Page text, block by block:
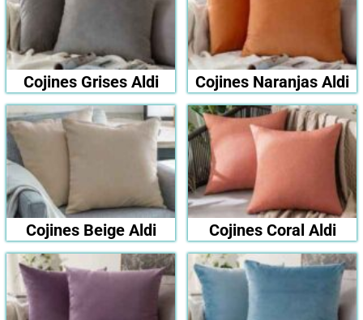
Cojines Grises Aldi Cojines Naranjas Aldi
Cojines Beige Aldi Cojines Coral Aldi